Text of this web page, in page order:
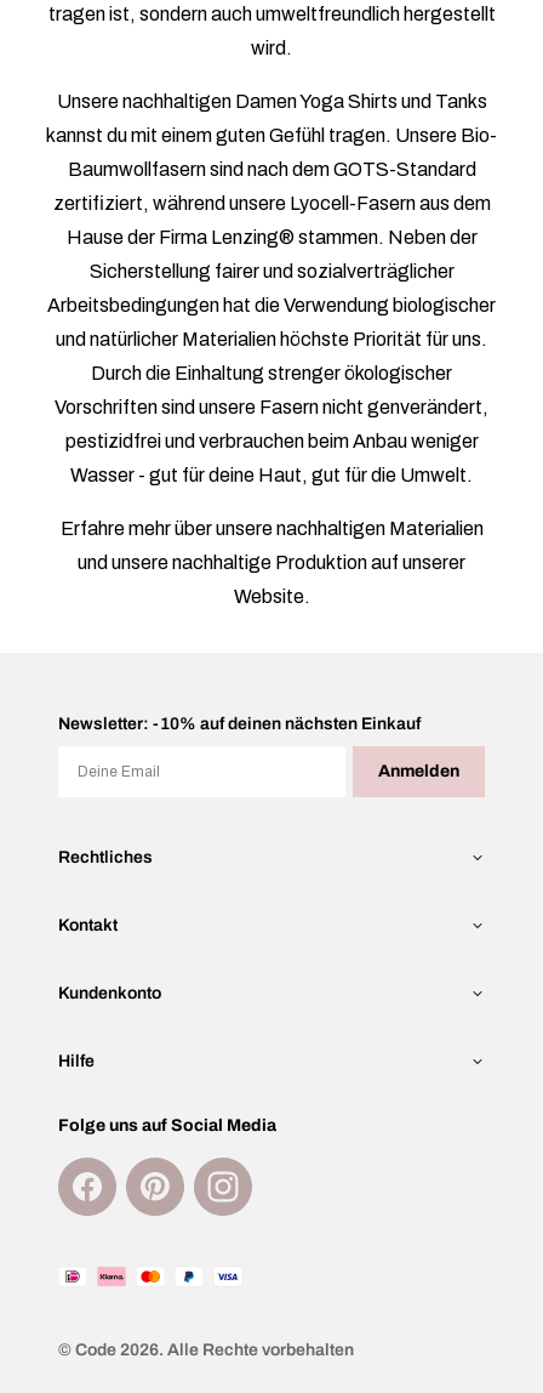
tragen ist, sondern auch umweltfreundlich hergestellt
wird.
Unsere nachhaltigen Damen Yoga Shirts und Tanks
kannst du mit einem guten Gefühl tragen. Unsere Bio-
Baumwollfasern sind nach dem GOTS-Standard
zertifiziert, während unsere Lyocell-Fasern aus dem
Hause der Firma Lenzing® stammen. Neben der
Sicherstellung fairer und sozialverträglicher
Arbeitsbedingungen hat die Verwendung biologischer
und natürlicher Materialien höchste Priorität für uns.
Durch die Einhaltung strenger ökologischer
Vorschriften sind unsere Fasern nicht genverändert,
pestizidfrei und verbrauchen beim Anbau weniger
Wasser - gut für deine Haut, gut für die Umwelt.
Erfahre mehr über unsere nachhaltigen Materialien
und unsere nachhaltige Produktion auf unserer
Website.
Newsletter: -10% auf deinen nächsten Einkauf
Anmelden
Rechtliches
Kontakt
Kundenkonto
Hilfe
Folge uns auf Social Media
Akzeptierte
© Code 2026. Alle Rechte vorbehalten